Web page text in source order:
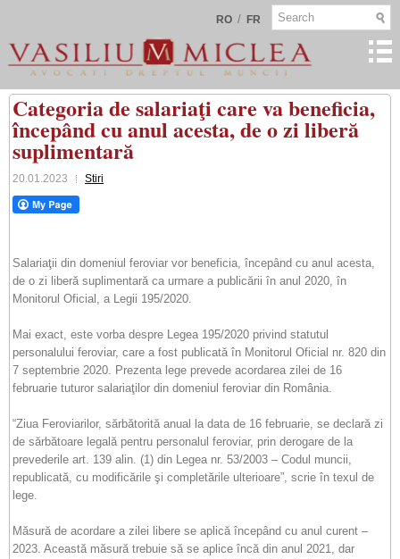
RO / FR
Categoria de salariaţi care va beneficia,
începând cu anul acesta, de o zi liberă
suplimentară
20.01.2023 Stiri
Salariaţii din domeniul feroviar vor beneficia, începând cu anul acesta,
de o zi liberă suplimentară ca urmare a publicării în anul 2020, în
Monitorul Oficial, a Legii 195/2020.
Mai exact, este vorba despre Legea 195/2020 privind statutul
personalului feroviar, care a fost publicată în Monitorul Oficial nr. 820 din
7 septembrie 2020. Prezenta lege prevede acordarea zilei de 16
februarie tuturor salariaţilor din domeniul feroviar din România.
“Ziua Feroviarilor, sărbătorită anual la data de 16 februarie, se declară zi
de sărbătoare legală pentru personalul feroviar, prin derogare de la
prevederile art. 139 alin. (1) din Legea nr. 53/2003 – Codul muncii,
republicată, cu modificările şi completările ulterioare”, scrie în texul de
lege.
Măsură de acordare a zilei libere se aplică începând cu anul curent –
2023. Această măsură trebuie să se aplice încă din anul 2021, dar